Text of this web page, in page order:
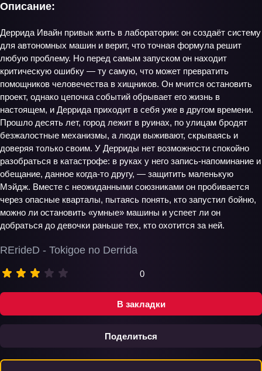
В закладки
Поделиться
RErideD - Tokigoe no Derrida
0
Описание:
Деррида Ивайн привык жить в лаборатории: он создаёт систему
для автономных машин и верит, что точная формула решит
любую проблему. Но перед самым запуском он находит
критическую ошибку — ту самую, что может превратить
помощников человечества в хищников. Он мчится остановить
проект, однако цепочка событий обрывает его жизнь в
настоящем, и Деррида приходит в себя уже в другом времени.
Прошло десять лет, город лежит в руинах, по улицам бродят
безжалостные механизмы, а люди выживают, скрываясь и
доверяя только своим. У Дерриды нет возможности спокойно
разобраться в катастрофе: в руках у него запись-напоминание и
обещание, данное когда-то другу, — защитить маленькую
Мэйдж. Вместе с неожиданными союзниками он пробивается
через опасные кварталы, пытаясь понять, кто запустил бойню,
можно ли остановить «умные» машины и успеет ли он
добраться до девочки раньше тех, кто охотится за ней.